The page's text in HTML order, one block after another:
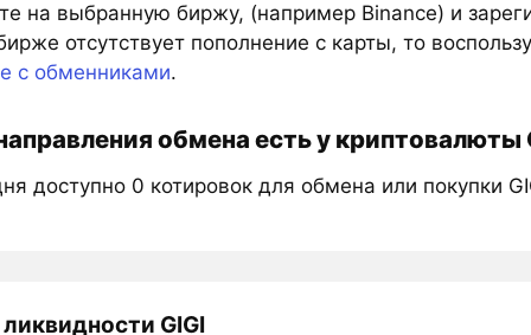
на выбранную биржу, (например Binance) и
отсутствует пополнение с карты, то
с обменниками.
обмена есть у криптовалюты
доступно 0 котировок для обмена или покупки
GIGI